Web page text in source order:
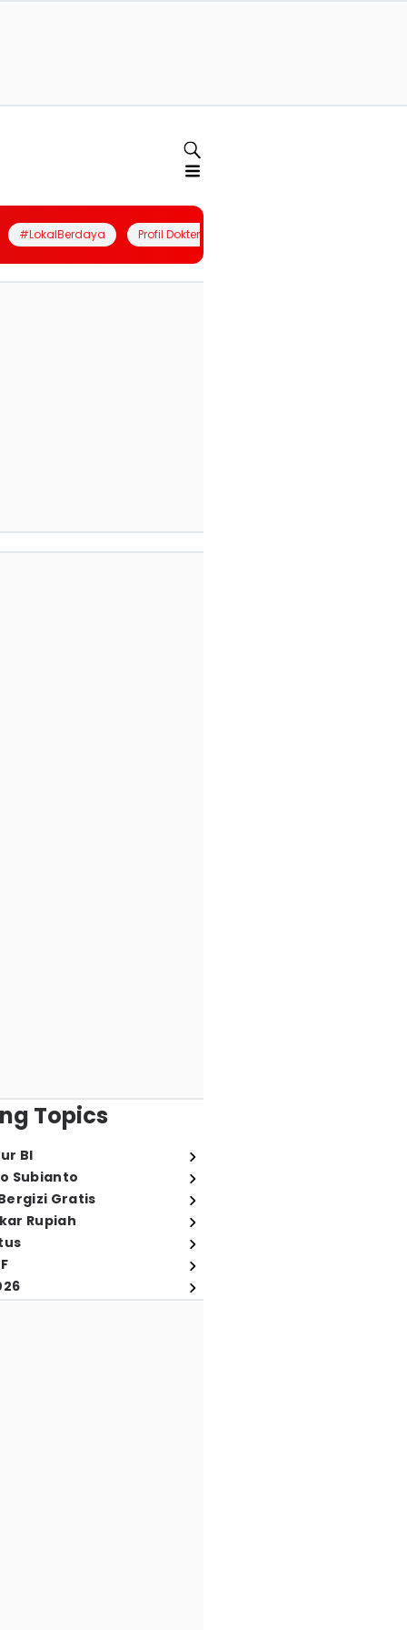
#LokalBerdaya Profil Dokter
Topics
BI
Subianto
Gratis
Rupiah